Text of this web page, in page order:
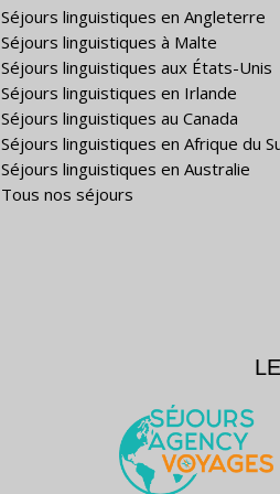
Séjours linguistiques en Angleterre
Séjours linguistiques à Malte
Séjours linguistiques aux États-Unis
Séjours linguistiques en Irlande
Séjours linguistiques au Canada
Séjours linguistiques en Afrique du
Séjours linguistiques en Australie
Tous nos séjours